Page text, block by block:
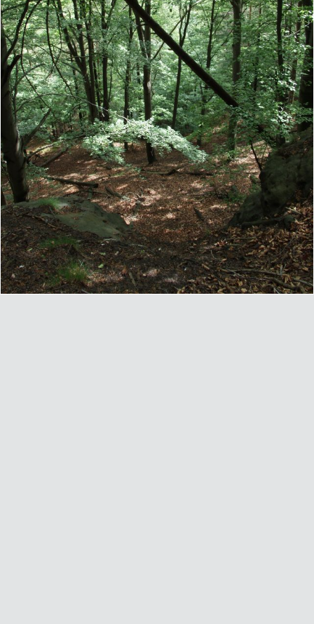
Copyright © 2026
Kommentar hinzufügen